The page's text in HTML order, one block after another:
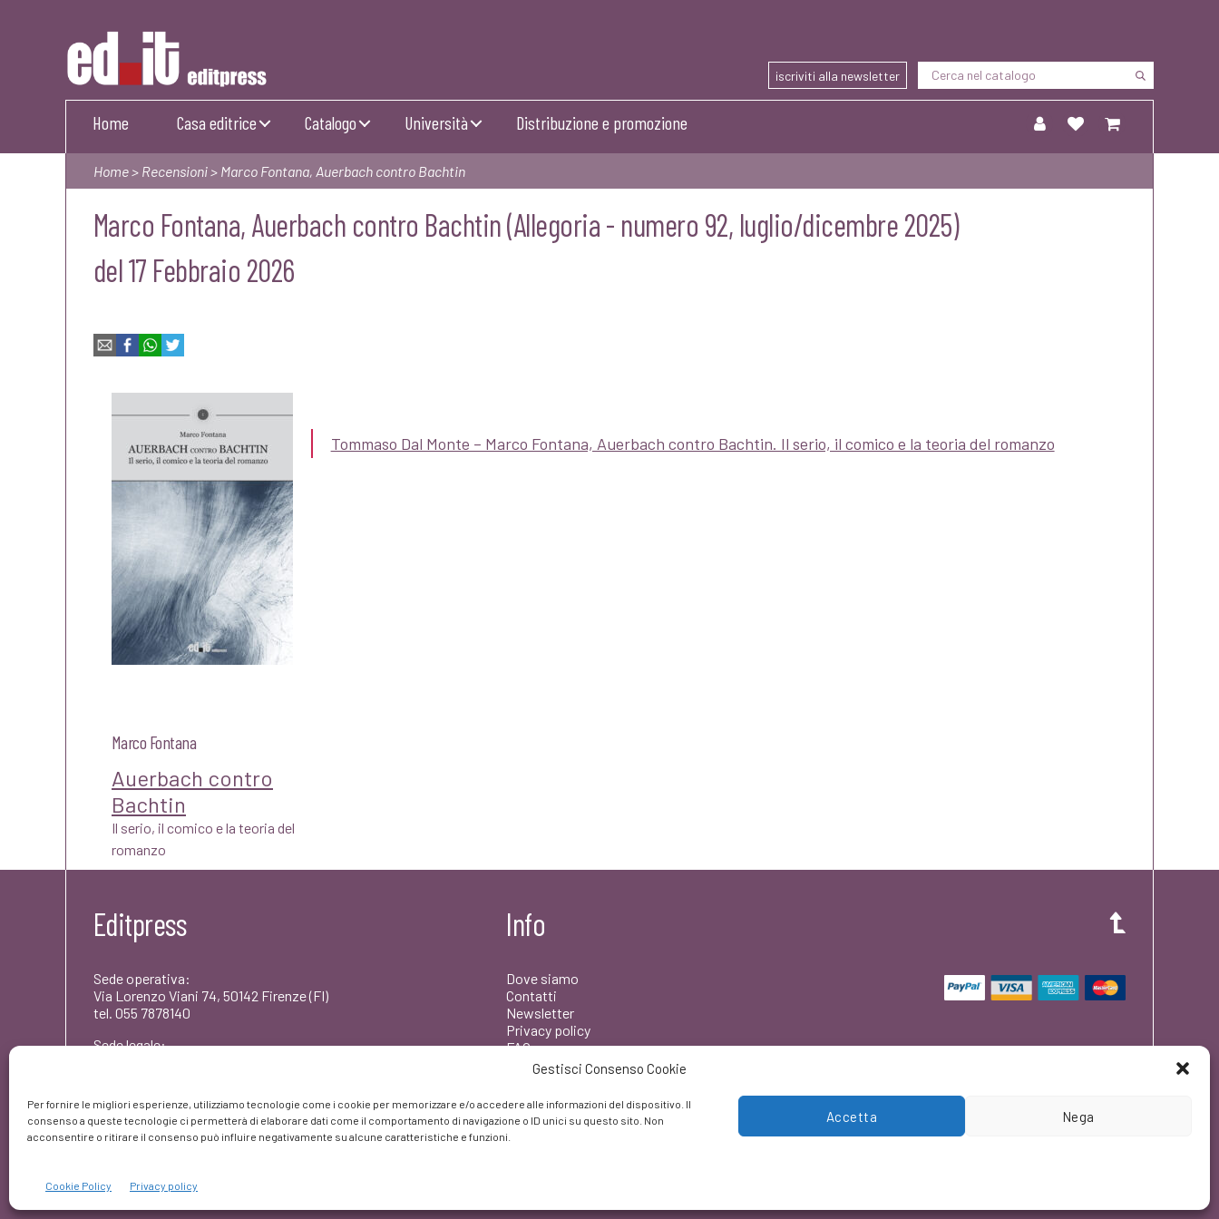
Gestisci Consenso Cookie
Per fornire le migliori esperienze, utilizziamo tecnologie come i cookie per memorizzare e/o accedere alle informazioni del dispositivo. Il
consenso a queste tecnologie ci permetterà di elaborare dati come il comportamento di navigazione o ID unici su questo sito. Non
acconsentire o ritirare il consenso può influire negativamente su alcune caratteristiche e funzioni.
Accetta Nega
Cookie Policy Privacy policy
Editpress
iscriviti alla newsletter
Home Casa editrice Catalogo Università Distribuzione e promozione
Home> Recensioni> Marco Fontana, Auerbach contro Bachtin
Marco Fontana, Auerbach contro Bachtin (Allegoria - numero 92, luglio/dicembre 2025)
del 17 Febbraio 2026
EmailFacebook
WhatsApp
Twitter
Marco Fontana
Auerbach contro
Bachtin
Il serio, il comico e la teoria del
romanzo
Tommaso Dal Monte – Marco Fontana, Auerbach contro Bachtin. Il serio, il comico e la teoria del romanzo
Editpress
Sede operativa:
Via Lorenzo Viani 74, 50142 Firenze (FI)
tel. 055 7878140
Sede legale:
Partita IVA: 06261420480
© editpress 2023
Info
Dove siamo
Contatti
Newsletter
Privacy policy
FAQ
Facebook